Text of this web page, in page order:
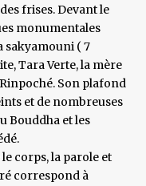
frises. Devant le
monumentales
sakyamouni ( 7
Tara Verte, la mère
Son plafond
et de nombreuses
Bouddha et les
corps, la parole et
correspond à